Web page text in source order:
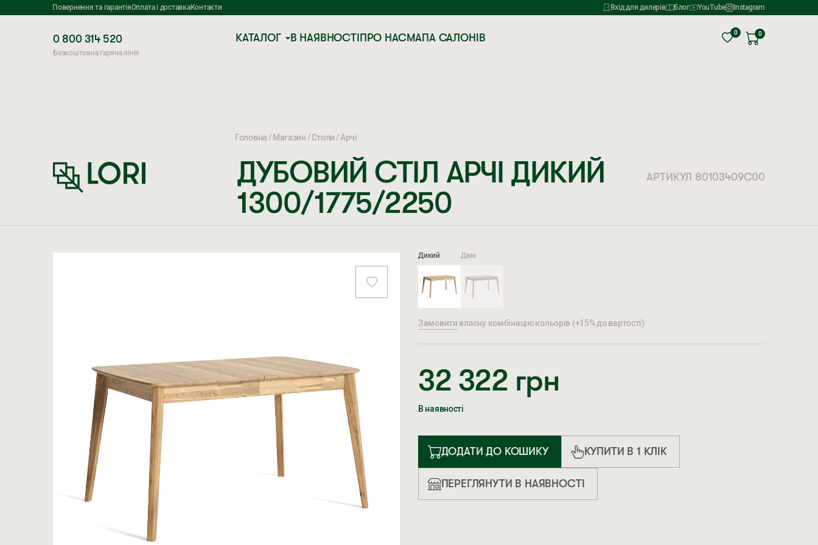
Повернення та гарантіяОплата і доставкаКонтакти Вхід для дилерів Блог YouTube Instagram
0 800 314 520
Безкоштовна гаряча лінія
КАТАЛОГ В НАЯВНОСТІ ПРО НАСМАПА САЛОНІВ 0 0
Головна Магазин Столи Арчі
ДУБОВИЙ СТІЛ АРЧІ ДИКИЙ
1300/1775/2250
АРТИКУЛ 80103409C00
Дикий Дим
Замовити власну комбінацію кольорів (+15% до вартості)
32 322 грн
В наявності
ДОДАТИ ДО КОШИКУ КУПИТИ В 1 КЛІК
ПЕРЕГЛЯНУТИ В НАЯВНОСТІ